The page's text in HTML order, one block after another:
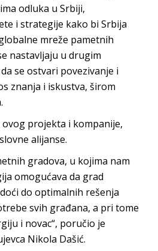
odluka u Srbiji,
i strategije kako bi Srbija
mreže pametnih
nastavljaju u drugim
se ostvari povezivanje i
znanja i iskustva, širom
ovog projekta i kompanije,
alijanse.
gradova, u kojima nam
omogućava da grad
do optimalnih rešenja
svih građana, a pri tome
i novac“, poručio je
Nikola Dašić.